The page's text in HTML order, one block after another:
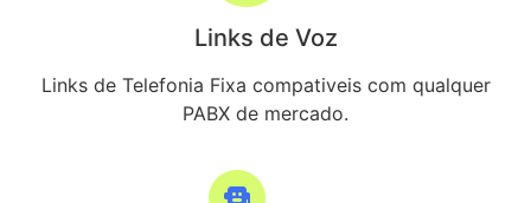
Links de Voz
Links de Telefonia Fixa compativeis com qualquer
PABX de mercado.